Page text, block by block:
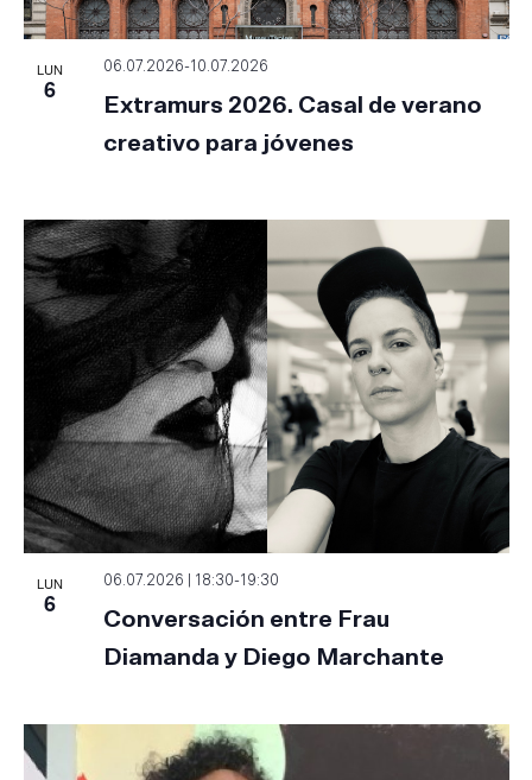
LUN
6
06.07.2026-10.07.2026
Extramurs 2026. Casal de verano
creativo para jóvenes
LUN
6
06.07.2026 | 18:30-19:30
Conversación entre Frau
Diamanda y Diego Marchante